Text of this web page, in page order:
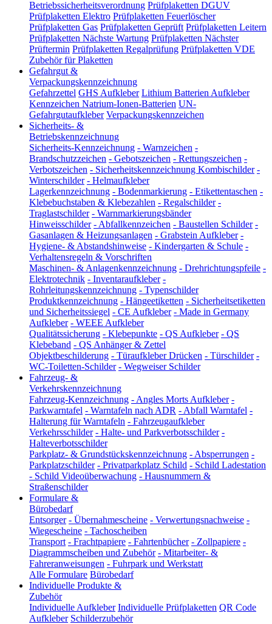
Betriebssicherheitsverordnung Prüfplaketten DGUV
Prüfplaketten Elektro Prüfplaketten Feuerlöscher
Prüfplaketten Gas Prüfplaketten Geprüft Prüfplaketten Leitern
Prüfplaketten Nächste Wartung Prüfplaketten Nächster
Prüftermin Prüfplaketten Regalprüfung Prüfplaketten VDE
Zubehör für Plaketten
Gefahrgut &
Verpackungskennzeichnung
Gefahrzettel GHS Aufkleber Lithium Batterien Aufkleber
Kennzeichen Natrium-Ionen-Batterien UN-
Gefahrgutaufkleber Verpackungskennzeichen
Sicherheits- &
Betriebskennzeichnung
Sicherheits-Kennzeichnung - Warnzeichen -
Brandschutzzeichen - Gebotszeichen - Rettungszeichen -
Verbotszeichen - Sicherheitskennzeichnung Kombischilder -
Winterschilder - Helmaufkleber
Lagerkennzeichnung - Bodenmarkierung - Etikettentaschen -
Klebebuchstaben & Klebezahlen - Regalschilder -
Traglastschilder - Warnmarkierungsbänder
Hinweisschilder - Abfallkennzeichen - Baustellen Schilder -
Gasanlagen & Heizungsanlagen - Grabstein Aufkleber -
Hygiene- & Abstandshinweise - Kindergarten & Schule -
Verhaltensregeln & Vorschriften
Maschinen- & Anlagenkennzeichnung - Drehrichtungspfeile -
Elektrotechnik - Inventaraufkleber -
Rohrleitungskennzeichnung - Typenschilder
Produktkennzeichnung - Hängeetiketten - Sicherheitsetiketten
und Sicherheitssiegel - CE Aufkleber - Made in Germany
Aufkleber - WEEE Aufkleber
Qualitätssicherung - Klebepunkte - QS Aufkleber - QS
Klebeband - QS Anhänger & Zettel
Objektbeschilderung - Türaufkleber Drücken - Türschilder -
WC-Toiletten-Schilder - Wegweiser Schilder
Fahrzeug- &
Verkehrskennzeichnung
Fahrzeug-Kennzeichnung - Angles Morts Aufkleber -
Parkwarntafel - Warntafeln nach ADR - Abfall Warntafel -
Halterung für Warntafeln - Fahrzeugaufkleber
Verkehrsschilder - Halte- und Parkverbotsschilder -
Halteverbotsschilder
Parkplatz- & Grundstückskennzeichnung - Absperrungen -
Parkplatzschilder - Privatparkplatz Schild - Schild Ladestation
- Schild Videoüberwachung - Hausnummern &
Straßenschilder
Formulare &
Bürobedarf
Entsorger - Übernahmescheine - Verwertungsnachweise -
Wiegescheine - Tachoscheiben
Transport - Frachtpapiere - Fahrtenbücher - Zollpapiere -
Diagrammscheiben und Zubehör - Mitarbeiter- &
Fahreranweisungen - Fuhrpark und Werkstatt
Alle Formulare Bürobedarf
Individuelle Produkte &
Zubehör
Individuelle Aufkleber Individuelle Prüfplaketten QR Code
Aufkleber Schilderzubehör